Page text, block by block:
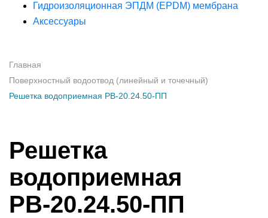
Гидроизоляционная ЭПДМ (EPDM) мембрана
Аксессуары
Главная
Поверхностный водоотвод (линейный и точечный)
Решетка водоприемная РВ-20.24.50-ПП
Решетка
водоприемная
РВ-20.24.50-ПП